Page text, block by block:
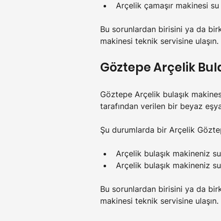
Arçelik çamaşır makinesi
Bu sorunlardan birisini ya da
makinesi teknik servisine ulaşın.
Göztepe Arçelik
Göztepe Arçelik bulaşık
tarafından verilen bir beyaz
Şu durumlarda bir Arçelik
Arçelik bulaşık makineniz
Arçelik bulaşık makineniz
Bu sorunlardan birisini ya da
makinesi teknik servisine ulaşın.